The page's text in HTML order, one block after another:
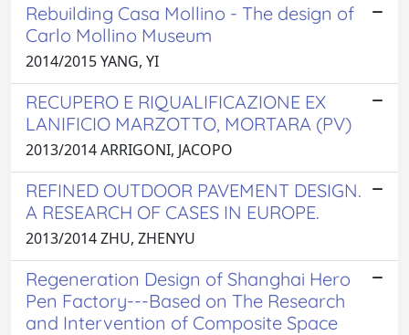
Rebuilding Casa Mollino - The design of
Carlo Mollino Museum
2014/2015 YANG, YI
RECUPERO E RIQUALIFICAZIONE EX
LANIFICIO MARZOTTO, MORTARA (PV)
2013/2014 ARRIGONI, JACOPO
REFINED OUTDOOR PAVEMENT DESIGN.
A RESEARCH OF CASES IN EUROPE.
2013/2014 ZHU, ZHENYU
Regeneration Design of Shanghai Hero
Pen Factory---Based on The Research
and Intervention of Composite Space